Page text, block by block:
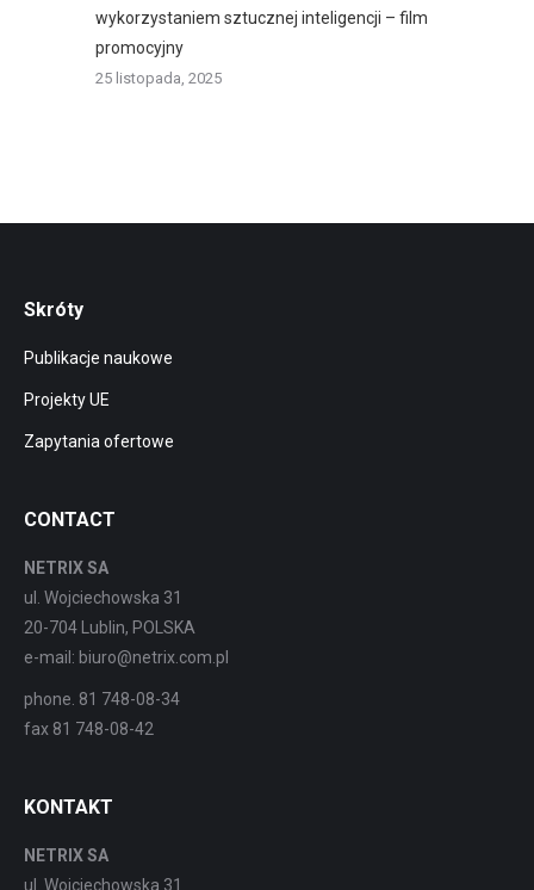
wykorzystaniem sztucznej inteligencji – film
promocyjny
25 listopada, 2025
Skróty
Publikacje naukowe
Projekty UE
Zapytania ofertowe
CONTACT
NETRIX SA
ul. Wojciechowska 31
20-704 Lublin, POLSKA
e-mail: biuro@netrix.com.pl
phone. 81 748-08-34
fax 81 748-08-42
KONTAKT
NETRIX SA
ul. Wojciechowska 31